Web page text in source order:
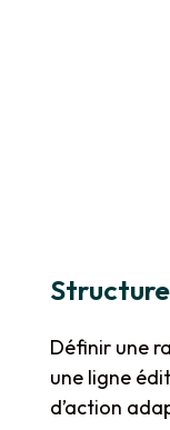
Définir une
une ligne
d’action